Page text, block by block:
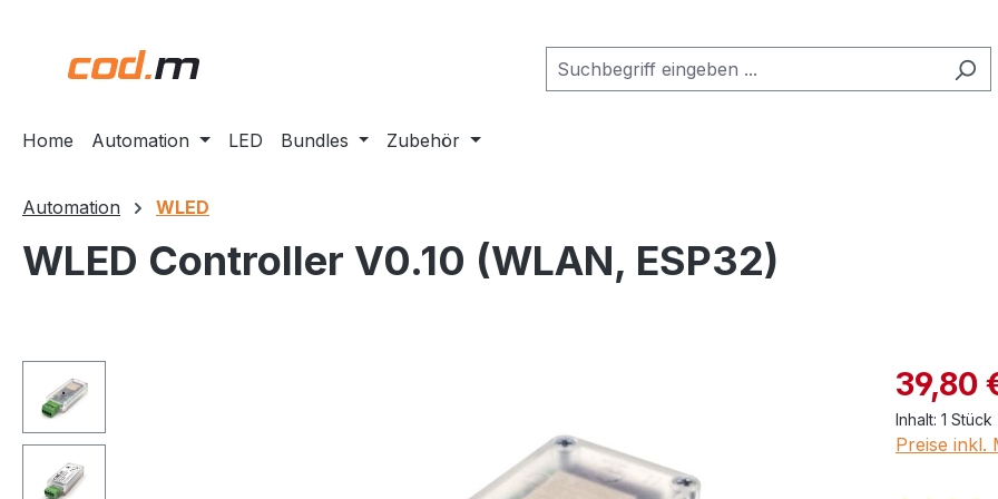
Home Automation LED Bundles Zubehör
Automation WLED
WLED Controller V0.10 (WLAN, ESP32)
Bildergalerie überspringen 39,80
Inhalt: 1 Stück
Preise inkl.